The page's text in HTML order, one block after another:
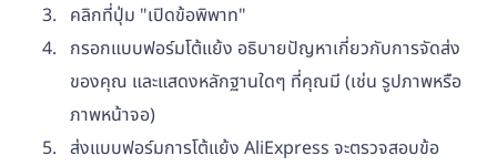
คลิกที่ปุ่ม "เปิดข้อพิพาท"
กรอกแบบฟอร์มโต้แย้ง อธิบายปัญหาเกี่ยวกับการจัดส่ง
ของคุณ และแสดงหลักฐานใดๆ ที่คุณมี (เช่น รูปภาพหรือ
ภาพหน้าจอ)
ส่งแบบฟอร์มการโต้แย้ง AliExpress จะตรวจสอบข้อ